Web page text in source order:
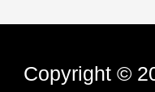
Copyright ©